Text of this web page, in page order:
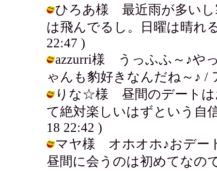
ひろあ様 最近雨が多いし
は飛んでるし。日曜は晴れ
22:47 )
azzurri様 うっふふ～♪や
ゃんも豹好きなんだね～♪ /
りな☆様 昼間のデートは
て絶対楽しいはずという自
18 22:42 )
マヤ様 オホオホ♪おデー
昼間に会うのは初めてなの